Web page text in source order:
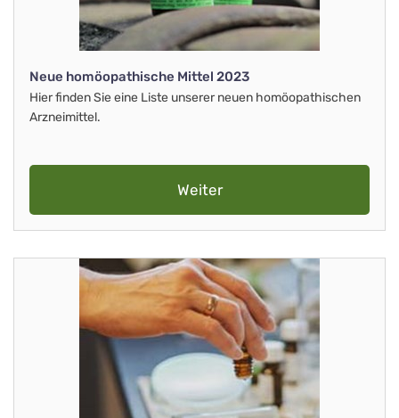
Neue homöopathische Mittel 2023
Hier finden Sie eine Liste unserer neuen homöopathischen
Arzneimittel.
Weiter